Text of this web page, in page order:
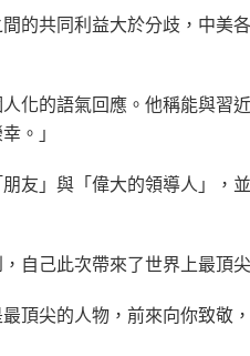
的共同利益大於分歧，中美
化的語氣回應。他稱能與習
。」
友」與「偉大的領導人」，
自己此次帶來了世界上最頂
最頂尖的人物，前來向你致敬